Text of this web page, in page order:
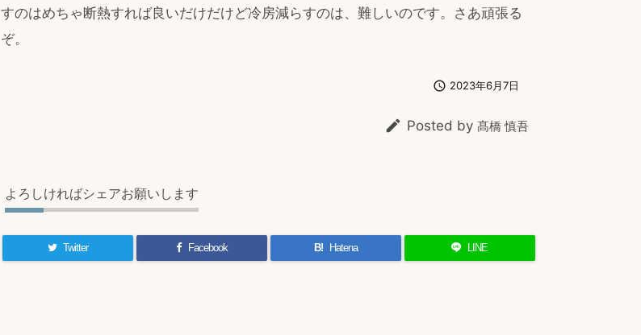
すのはめちゃ断熱すれば良いだけだけど冷房減らすのは、難しいのです。さあ頑張る
ぞ。
 2023年6月7日
 Posted by 髙橋 慎吾
よろしければシェアお願いします
Twitter Facebook B! Hatena LINE